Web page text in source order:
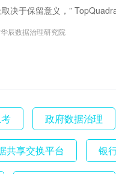
决于保留意义，”
辰数据治理研究院
政府数据治理
共享交换平台 银